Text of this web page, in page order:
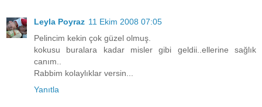
Leyla Poyraz 11 Ekim 2008 07:05
Pelincim kekin çok güzel olmuş.
kokusu buralara kadar misler gibi geldii..ellerine sağlık
canım..
Rabbim kolaylıklar versin...
Yanıtla